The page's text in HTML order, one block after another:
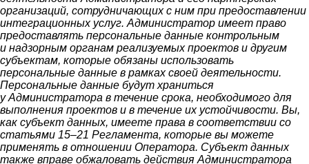
организаций, сотрудничающих с ним при предоставлении
интеграционных услуг. Администратор имеет право
предоставлять персональные данные контрольным
и надзорным органам реализуемых проектов и другим
субъектам, которые обязаны использовать
персональные данные в рамках своей деятельности.
Персональные данные будут храниться
у Администратора в течение срока, необходимого для
выполнения проектов и в течение их устойчивости. Вы,
как субъект данных, имеете права в соответствии со
статьями 15–21 Регламента, которые вы можете
применять в отношении Оператора. Субъект данных
также вправе обжаловать действияАдминистратора